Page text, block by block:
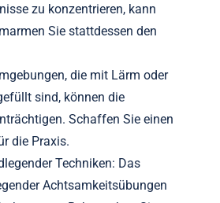
Resilienz beeinträchtigen.
Praktizieren von
deren Vorteile ein. Streben Sie
um die mentale Klarheit zu
Sich auf das Erreichen
zu konzentrieren, kann
Sie stattdessen den